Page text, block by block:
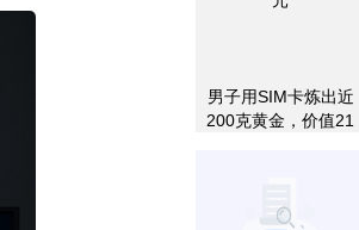
男子用SIM卡炼出近
200克黄金，价值21